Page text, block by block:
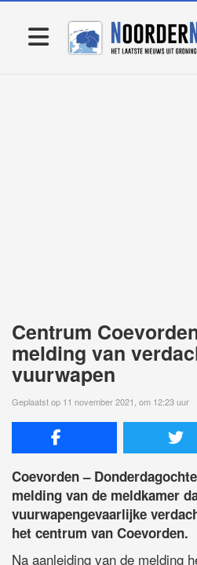
Centrum
melding van
vuurwapen
Geplaatst op 11 november 2021, om 12:23 uur
Coevorden –
melding van de meldkamer
vuurwapengevaarlijke
het centrum van Coevorden.
Na aanleiding van de melding